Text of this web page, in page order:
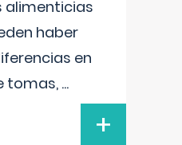
alimenticias
haber
en
tomas, ...
+